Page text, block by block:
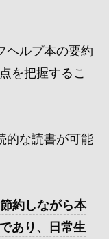
ヘルプ本の要約
を把握するこ
的な読書が可能
約しながら本
あり、日常生